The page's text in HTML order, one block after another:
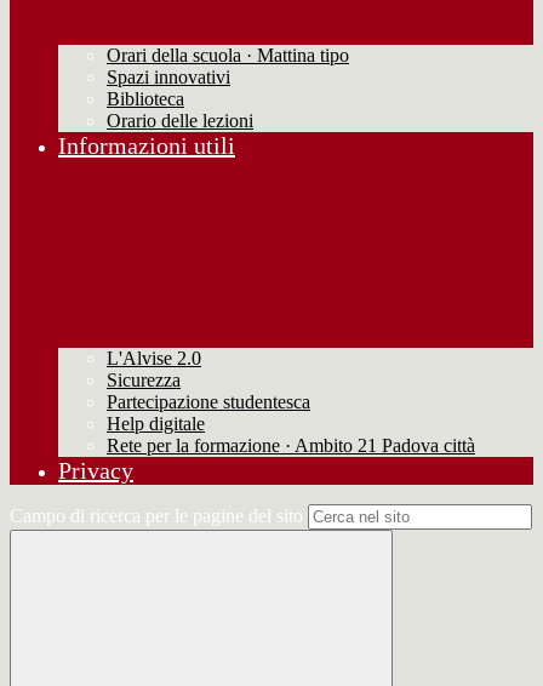
Orari della scuola · Mattina tipo
Spazi innovativi
Biblioteca
Orario delle lezioni
Informazioni utili
L'Alvise 2.0
Sicurezza
Partecipazione studentesca
Help digitale
Rete per la formazione · Ambito 21 Padova città
Privacy
Campo di ricerca per le pagine del sito